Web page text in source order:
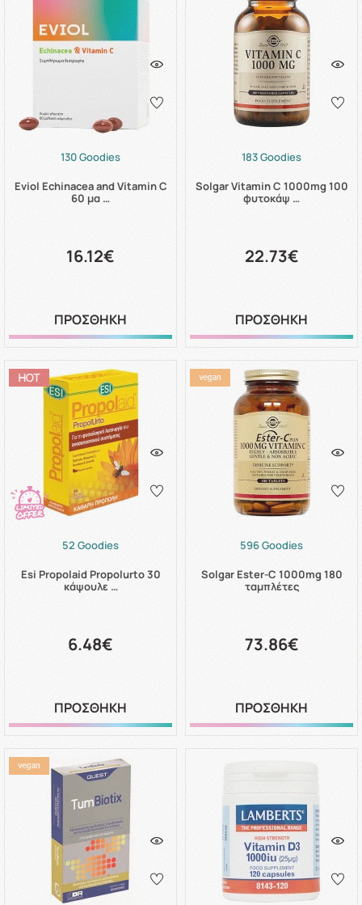
130 Goodies
Eviol Echinacea and Vitamin C
60 μα …
16.12€
ΠΡΟΣΘΗΚΗ
183 Goodies
Solgar Vitamin C 1000mg 100
φυτοκάψ …
22.73€
ΠΡΟΣΘΗΚΗ
52 Goodies
Esi Propolaid Propolurto 30
κάψουλε …
6.48€
ΠΡΟΣΘΗΚΗ
596 Goodies
Solgar Ester-C 1000mg 180
ταμπλέτες
73.86€
ΠΡΟΣΘΗΚΗ